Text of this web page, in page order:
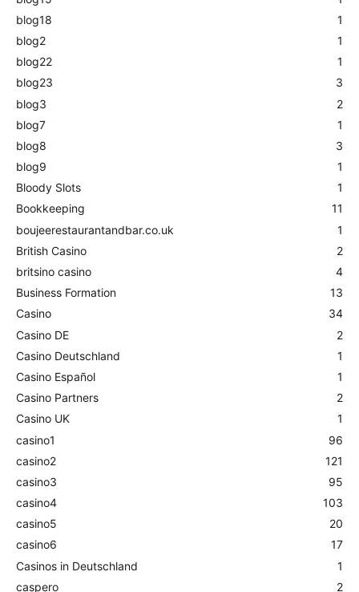
blog18
1
blog2
1
blog22
1
blog23
3
blog3
2
blog7
1
blog8
3
blog9
1
Bloody Slots
1
Bookkeeping
11
boujeerestaurantandbar.co.uk
1
British Casino
2
britsino casino
4
Business Formation
13
Casino
34
Casino DE
2
Casino Deutschland
1
Casino Español
1
Casino Partners
2
Casino UK
1
casino1
96
casino2
121
casino3
95
casino4
103
casino5
20
casino6
17
Casinos in Deutschland
1
caspero
2